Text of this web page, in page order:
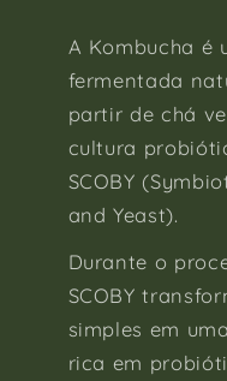
A Kombucha é
fermentada
partir de chá
cultura
SCOBY
and Yeast).
Durante o
SCOBY
simples em
rica em